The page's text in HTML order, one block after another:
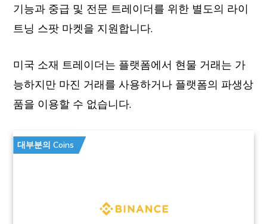
기능과 중급 및 전문 트레이더를 위한 별도의 라이
트닝 스팟 마켓을 지원합니다.
미국 소재 트레이더는 플랫폼에서 현물 거래는 가
능하지만 마진 거래를 사용하거나 플랫폼의 파생상
품을 이용할 수 없습니다.
대부분의 Coins